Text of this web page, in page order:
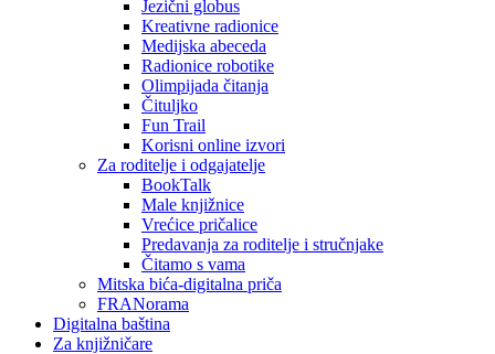
Jezični globus
Kreativne radionice
Medijska abeceda
Radionice robotike
Olimpijada čitanja
Čituljko
Fun Trail
Korisni online izvori
Za roditelje i odgajatelje
BookTalk
Male knjižnice
Vrećice pričalice
Predavanja za roditelje i stručnjake
Čitamo s vama
Mitska bića-digitalna priča
FRANorama
Digitalna baština
Za knjižničare